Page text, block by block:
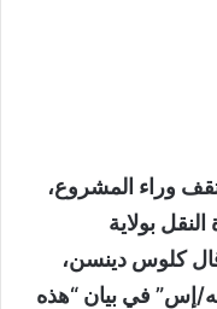
وراء المشروع،
بولاية
كلوس دينسن،
إس” في بيان “هذه